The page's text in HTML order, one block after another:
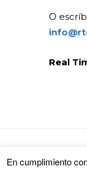
O
Real
En cumplimiento